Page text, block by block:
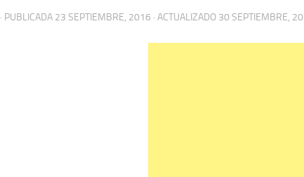
· PUBLICADA 23 SEPTIEMBRE, 2016 · ACTUALIZADO 30 SEPTIEMBRE,